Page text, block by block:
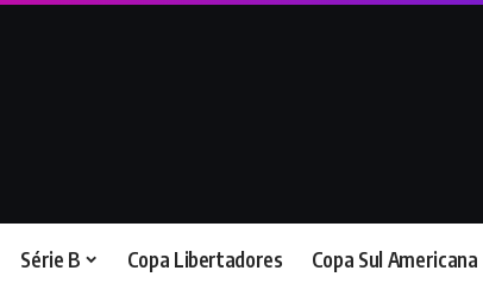
Série B Copa Libertadores Copa Sul Americana